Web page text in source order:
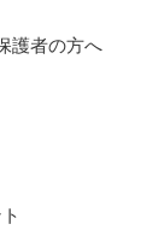
護者の方へ